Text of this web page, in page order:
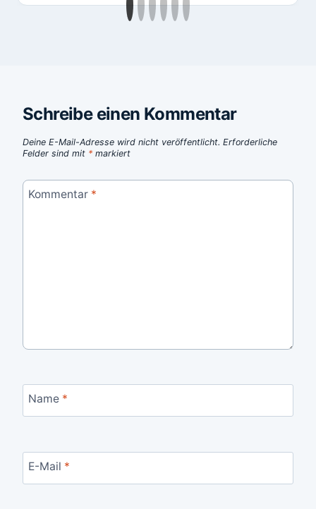
Schreibe einen Kommentar
Deine E-Mail-Adresse wird nicht veröffentlicht. Erforderliche
Felder sind mit * markiert
Kommentar *
Name *
E-Mail *